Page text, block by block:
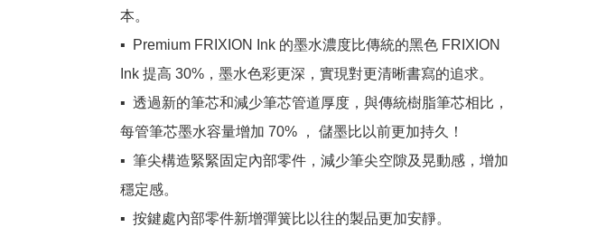
本。
▪️  Premium FRIXION Ink 的墨水濃度比傳統的黑色 FRIXION
Ink 提高 30%，墨水色彩更深，實現對更清晰書寫的追求。
▪️  透過新的筆芯和減少筆芯管道厚度，與傳統樹脂筆芯相比，
每管筆芯墨水容量增加 70% ， 儲墨比以前更加持久！
▪️  筆尖構造緊緊固定內部零件，減少筆尖空隙及晃動感，增加
穩定感。
▪️  按鍵處內部零件新增彈簧比以往的製品更加安靜。